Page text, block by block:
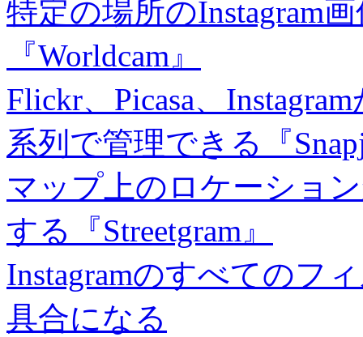
特定の場所のInstagram
『Worldcam』
Flickr、Picasa、
系列で管理できる『
マップ上のロケーショ
する『Streetgram』
Instagramのすべてのフ
具合になる